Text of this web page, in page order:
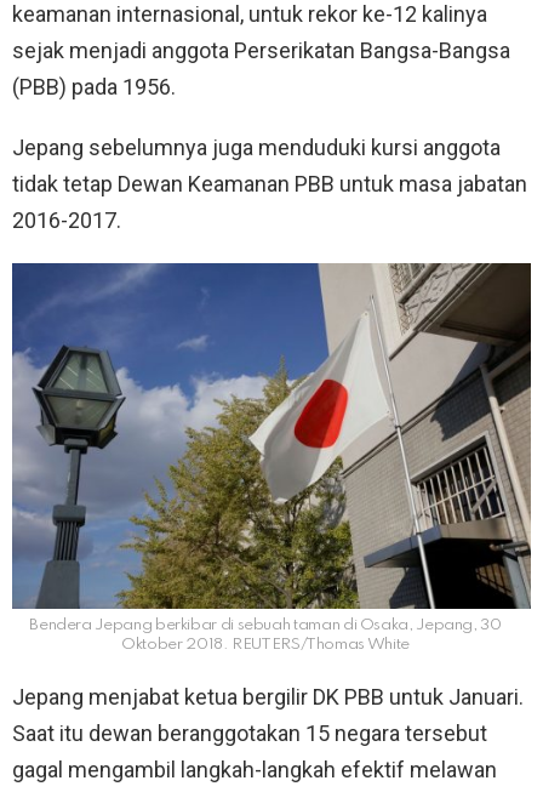
keamanan internasional, untuk rekor ke-12 kalinya
sejak menjadi anggota Perserikatan Bangsa-Bangsa
(PBB) pada 1956.
Jepang sebelumnya juga menduduki kursi anggota
tidak tetap Dewan Keamanan PBB untuk masa jabatan
2016-2017.
Bendera Jepang berkibar di sebuah taman di Osaka, Jepang, 30
Oktober 2018. REUTERS/Thomas White
Jepang menjabat ketua bergilir DK PBB untuk Januari.
Saat itu dewan beranggotakan 15 negara tersebut
gagal mengambil langkah-langkah efektif melawan